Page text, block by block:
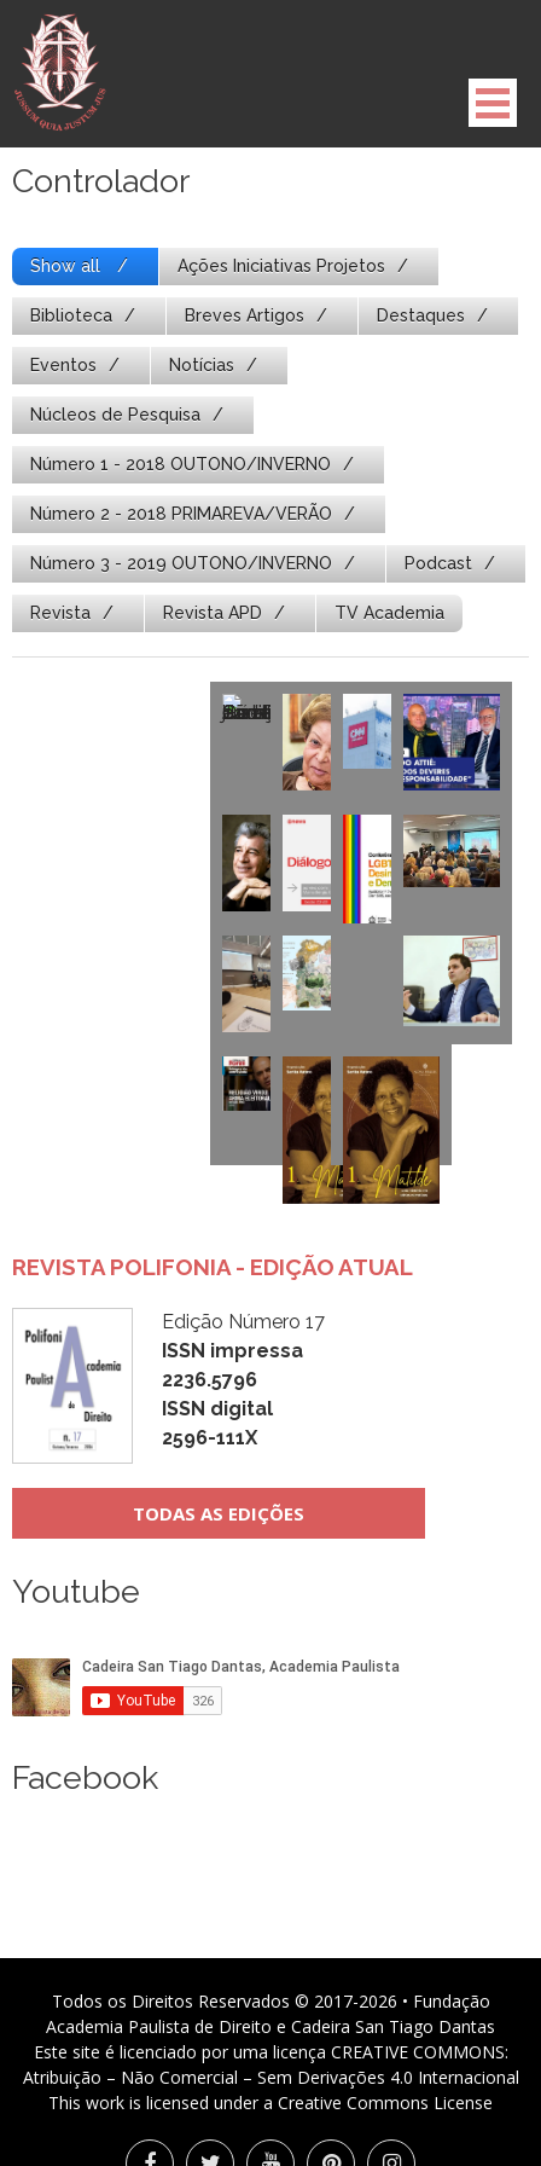
para
conteúdo
Controlador
Show all Ações Iniciativas Projetos
Biblioteca Breves Artigos Destaques
Eventos Notícias
Núcleos de Pesquisa
Número 1 - 2018 OUTONO/INVERNO
Número 2 - 2018 PRIMAREVA/VERÃO
Número 3 - 2019 OUTONO/INVERNO Podcast
Revista Revista APD TV Academia
REVISTA POLIFONIA - EDIÇÃO ATUAL
Edição Número 17
ISSN impressa
2236.5796
ISSN digital
2596-111X
TODAS AS EDIÇÕES
Youtube
Facebook
Todos os Direitos Reservados © 2017-2026 • Fundação
Academia Paulista de Direito e Cadeira San Tiago Dantas
Este site é licenciado por uma licença CREATIVE COMMONS:
Atribuição – Não Comercial – Sem Derivações 4.0 Internacional
This work is licensed under a Creative Commons License